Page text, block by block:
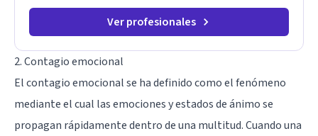
Ver profesionales
2. Contagio emocional
El contagio emocional se ha definido como el fenómeno
mediante el cual las emociones y estados de ánimo se
propagan rápidamente dentro de una multitud. Cuando una